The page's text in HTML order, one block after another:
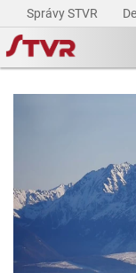
Správy STVR